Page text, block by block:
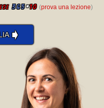
365*10 (prova una lezione)
➧